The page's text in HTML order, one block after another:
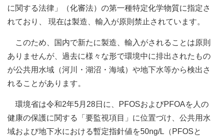
に関する法律」（化審法）の第一種特定化学物質に指定さ
れており、 現在は製造、輸入が原則禁止されています。
このため、国内で新たに製造、輸入がされることは原則
ありませんが、過去に様々な形で環境中に排出されたもの
が公共用水域（河川・湖沼・海域）や地下水等から検出さ
れることがあります。
環境省は令和2年5月28日に、PFOSおよびPFOAを人の
健康の保護に関する「要監視項目」に位置づけ、公共用水
域および地下水における暫定指針値を50ng/L（PFOSと